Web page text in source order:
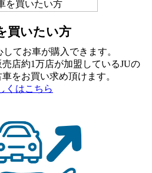
買いたい方
てお車が購入できます。
店約1万店が加盟しているJUの
をお買い求め頂けます。
くはこちら